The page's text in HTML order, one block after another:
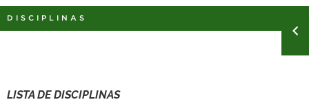
DISCIPLINAS
LISTA DE DISCIPLINAS